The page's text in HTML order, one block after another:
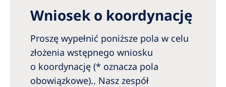
United Kingdom
Asia Pacific
Asia Pacific
Australia
Wniosek o koordynację
Proszę wypełnić poniższe pola w celu
złożenia wstępnego wniosku
o koordynację (* oznacza pola
obowiązkowe).. Nasz zespół